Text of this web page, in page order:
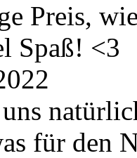
Preis,
Spaß! <3
für den